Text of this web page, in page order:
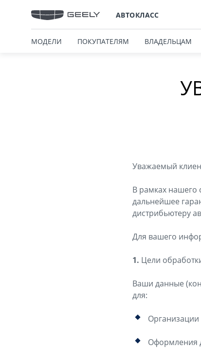
АВТОКЛАСС
МОДЕЛИ ПОКУПАТЕЛЯМ ВЛАДЕЛЬЦАМ
Уважаемый
В рамках нашего
дальнейшее
дистрибьютеру
Для вашего
1. Цели
Ваши данные
для:
Организации
Оформления